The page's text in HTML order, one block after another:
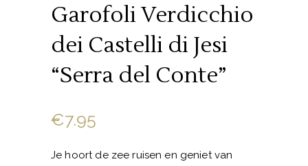
Garofoli Verdicchio
dei Castelli di Jesi
“Serra del Conte”
€7.95
Je hoort de zee ruisen en geniet van